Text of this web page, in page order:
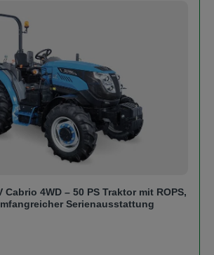
Cabrio 4WD – 50 PS Traktor mit ROPS,
Serienausstattung